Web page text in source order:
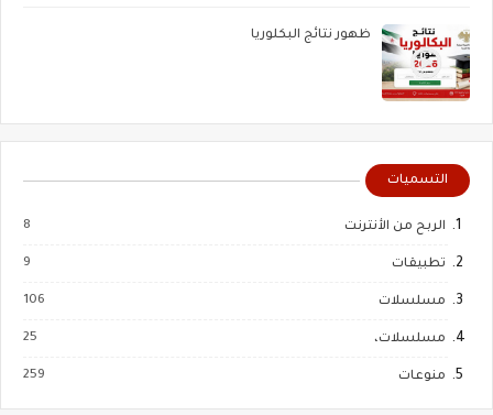
ظهور نتائج البكلوريا
التسميات
الربح من الأنترنت 8
تطبيقات 9
مسلسلات 106
مسلسلات، 25
منوعات 259